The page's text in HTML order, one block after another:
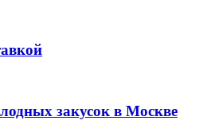
закусок в Москве